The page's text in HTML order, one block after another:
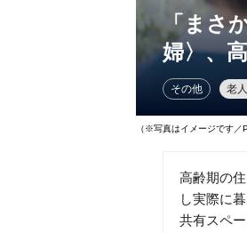
「まさ
婦〉、
その他 老
（※写真はイメージです／
高齢期の
し実際に
共有スペ